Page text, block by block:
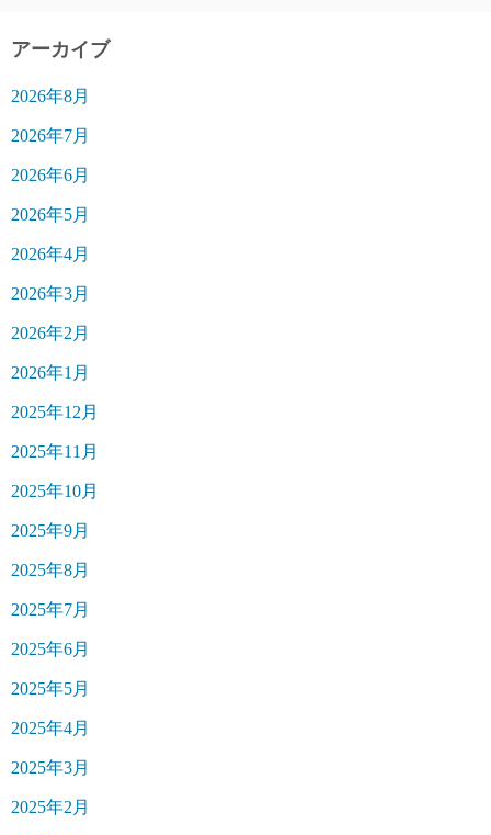
アーカイブ
2026年8月
2026年7月
2026年6月
2026年5月
2026年4月
2026年3月
2026年2月
2026年1月
2025年12月
2025年11月
2025年10月
2025年9月
2025年8月
2025年7月
2025年6月
2025年5月
2025年4月
2025年3月
2025年2月